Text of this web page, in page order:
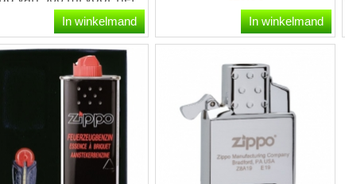
van gasaanstekers.
bus wordt...
In winkelmand In winkelmand